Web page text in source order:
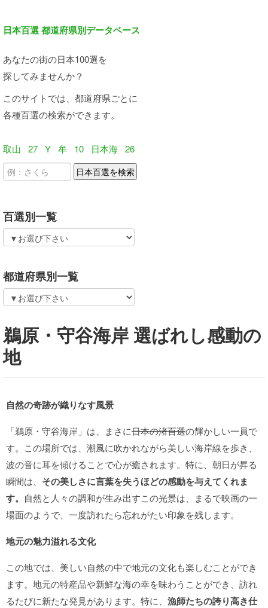
日本百選 都道府県別データベース
あなたの街の日本100選を
探してみませんか？
このサイトでは、都道府県ごとに
各種百選の検索ができます。
取山 27 Y 牟 10 日本海 26
百選別一覧
都道府県別一覧
鵜原・守谷海岸 選ばれし感動の
地
自然の奇跡が織りなす風景
「鵜原・守谷海岸」は、まさに日本の渚百選の輝かしい一員で
す。この場所では、潮風に吹かれながら美しい海岸線を歩き、
波の音に耳を傾けることで心が癒されます。特に、朝日が昇る
瞬間は、 その美しさに言葉を失うほどの感動を与えてくれま
す。 自然と人々の調和が生み出すこの光景は、まるで映画の一
場面のようで、一度訪れたら忘れがたい印象を残します。
地元の魅力溢れる文化
この地では、美しい自然の中で地元の文化も楽しむことができ
ます。地元の特産品や新鮮な海の幸を味わうことができ、訪れ
るたびに新たな発見があります。特に、 漁師たちの誇り高き仕